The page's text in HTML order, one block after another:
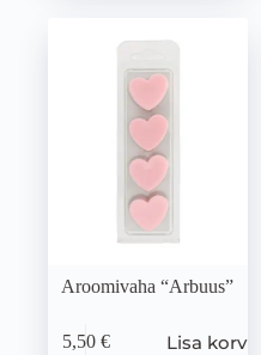
Aroomivaha “Arbuus”
5,50 € Lisa korvi